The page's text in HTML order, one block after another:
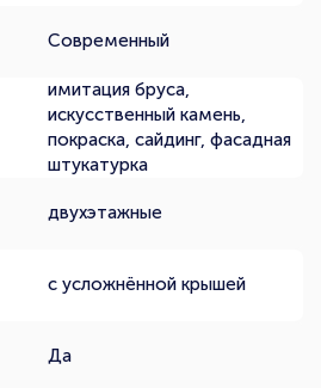
Современный
имитация бруса,
искусственный камень,
покраска, сайдинг, фасадная
штукатурка
двухэтажные
с усложнённой крышей
Да